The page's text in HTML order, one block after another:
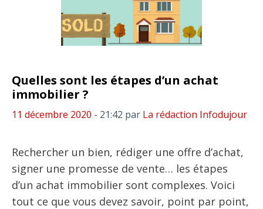
Quelles sont les étapes d’un achat
immobilier ?
11 décembre 2020 - 21:42 par La rédaction Infodujour
Rechercher un bien, rédiger une offre d’achat,
signer une promesse de vente… les étapes
d’un achat immobilier sont complexes. Voici
tout ce que vous devez savoir, point par point,